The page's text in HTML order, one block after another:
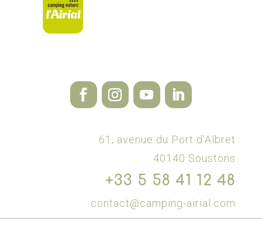
61, avenue du Port d’Albret
40140 Soustons
+33 5 58 41 12 48
contact@camping-airial.com